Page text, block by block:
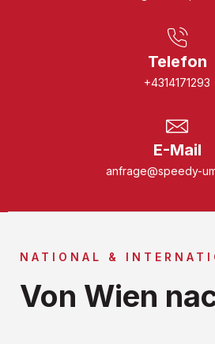
Telefon
+4314171293
E-Mail
anfrage@speedy-
NATIONAL &
Von Wien